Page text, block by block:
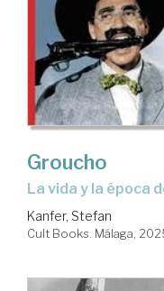
Groucho
La vida y la época
Kanfer, Stefan
Cult Books. Málaga,